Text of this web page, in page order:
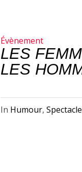
Évènement
LES
LES
In Humour,